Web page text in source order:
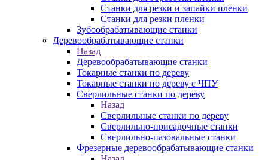
Станки для резки и запайки пленки
Станки для резки пленки
Зубообрабатывающие станки
Деревообрабатывающие станки
Назад
Деревообрабатывающие станки
Токарные станки по дереву
Токарные станки по дереву с ЧПУ
Сверлильные станки по дереву
Назад
Сверлильные станки по дереву
Сверлильно-присадочные станки
Сверлильно-пазовальные станки
Фрезерные деревообрабатывающие станки